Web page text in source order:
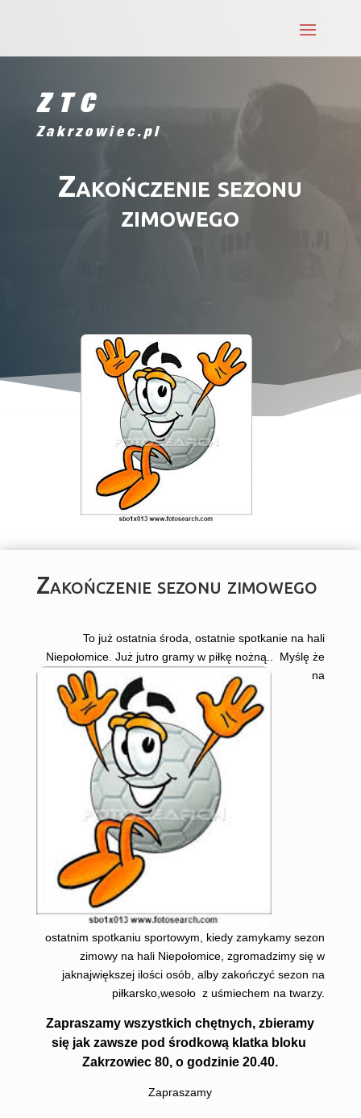
ZTC
Zakrzowiec.pl
Zakończenie sezonu
zimowego
Zakończenie sezonu zimowego
To już ostatnia środa, ostatnie spotkanie na hali
Niepołomice. Już jutro gramy w piłkę nożną.. Myślę że
na
ostatnim spotkaniu sportowym, kiedy zamykamy sezon
zimowy na hali Niepołomice, zgromadzimy się w
jaknajwiększej ilości osób, alby zakończyć sezon na
piłkarsko,wesoło z uśmiechem na twarzy.
Zapraszamy wszystkich chętnych, zbieramy
się jak zawsze pod środkową klatka bloku
Zakrzowiec 80, o godzinie 20.40.
Zapraszamy